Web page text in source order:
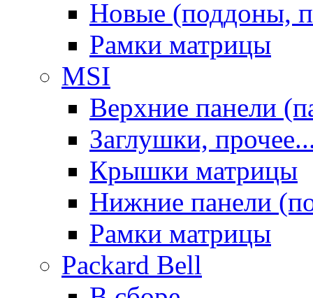
Новые (поддоны,
Рамки матрицы
MSI
Верхние панели
Заглушки,
Крышки матрицы
Нижние панели
Рамки матрицы
Packard Bell